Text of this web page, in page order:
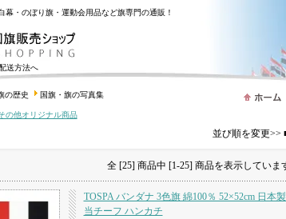
幕・のぼり旗・運動会用品など旗専門の通販！
送方法へ
の歴史 国旗・旗の写真集
の他オリジナル商品
並び順を変更
全 [25] 商品中 [1-25] 商品を表示していま
TOSPA バンダナ 3色旗 綿100％ 52×52cm 日本
当チーフ ハンカチ